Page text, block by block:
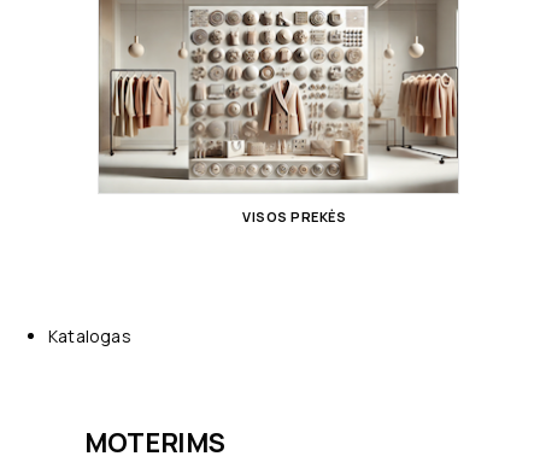
VISOS PREKĖS
Katalogas
MOTERIMS